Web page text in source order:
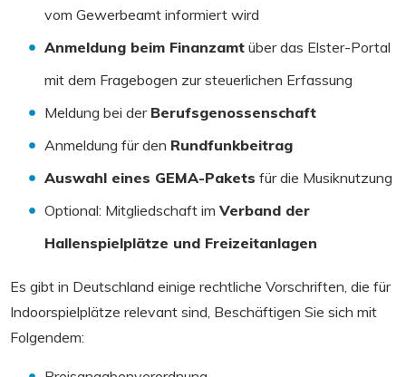
vom Gewerbeamt informiert wird
Anmeldung beim Finanzamt über das Elster-Portal
mit dem Fragebogen zur steuerlichen Erfassung
Meldung bei der Berufsgenossenschaft
Anmeldung für den Rundfunkbeitrag
Auswahl eines GEMA-Pakets für die Musiknutzung
Optional: Mitgliedschaft im Verband der
Hallenspielplätze und Freizeitanlagen
Es gibt in Deutschland einige rechtliche Vorschriften, die für
Indoorspielplätze relevant sind, Beschäftigen Sie sich mit
Folgendem: